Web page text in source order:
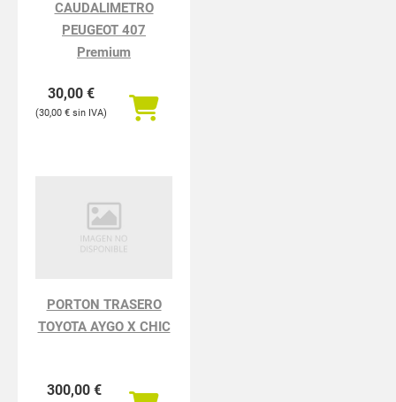
CAUDALIMETRO
PEUGEOT 407
Premium
30,00 €
30,00 €
PORTON TRASERO
TOYOTA AYGO X CHIC
300,00 €